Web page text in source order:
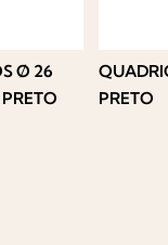
Ø 26
PRETO